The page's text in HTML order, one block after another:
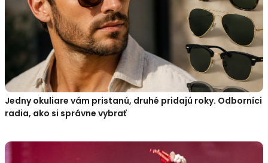
Jedny okuliare vám pristanú, druhé pridajú roky. Odborníci
radia, ako si správne vybrať